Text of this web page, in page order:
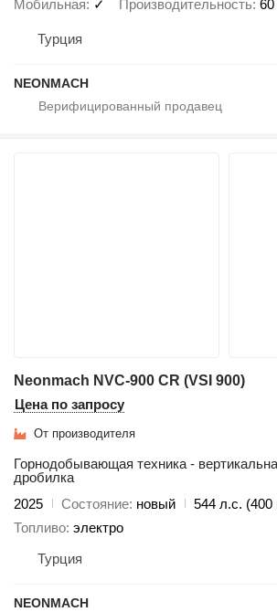
Мобильная
✓ Производительность 60
Турция
NEONMACH
Neonmach NVC-900 CR (VSI 900)
Цена по запросу
От производителя
Горнодобывающая техника -
дробилка
2025
Состояние новый
544 л.с. (400
Топливо электро
Турция
NEONMACH